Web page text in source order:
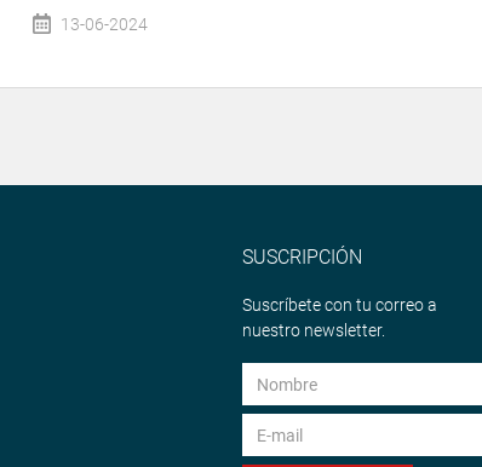
13-06-2024
SUSCRIPCIÓN
Suscríbete con tu correo a
nuestro newsletter.